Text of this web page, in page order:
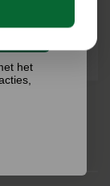
275,00
BEKIJKEN
het